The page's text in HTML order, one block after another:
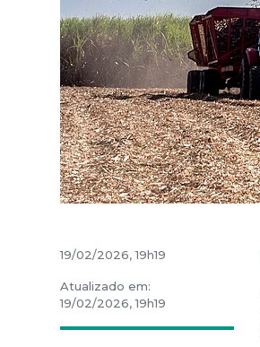
19/02/2026, 19h19
Atualizado em:
19/02/2026, 19h19